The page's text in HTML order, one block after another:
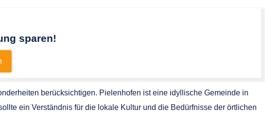
sparen!
berücksichtigen. Pielenhofen ist eine idyllische Gemeinde in
ein Verständnis für die lokale Kultur und die Bedürfnisse der örtlichen